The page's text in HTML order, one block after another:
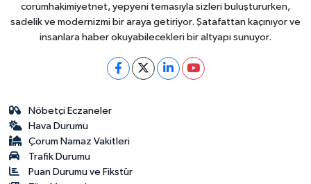
corumhakimiyetnet, yepyeni temasıyla sizleri buluştururken,
sadelik ve modernizmi bir araya getiriyor. Şatafattan kaçınıyor ve
insanlara haber okuyabilecekleri bir altyapı sunuyor.
Nöbetçi Eczaneler
Hava Durumu
Çorum Namaz Vakitleri
Trafik Durumu
Puan Durumu ve Fikstür